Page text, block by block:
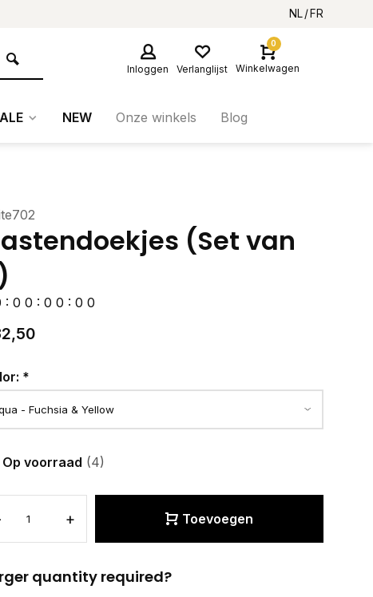
NL FR
Inloggen Verlanglijst
0
Winkelwagen
NEW Onze winkels Blog
(Set van
: 0 0 : 0 0 : 0 0
*
Op voorraad (4)
+ Toevoegen
quantity required?